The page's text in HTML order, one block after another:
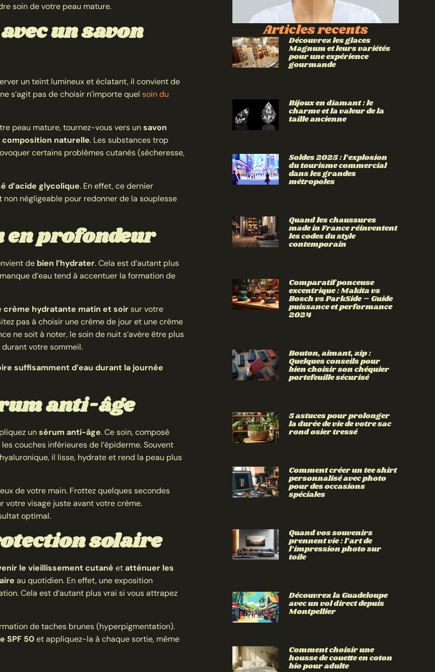
soin de votre peau mature.
un savon
un teint lumineux et éclatant, il convient de
s’agit pas de choisir n’importe quel soin du
peau mature, tournez-vous vers unsavon
composition naturelle. Les substances trop
certains problèmes cutanés (sécheresse,
d’acide glycolique. En effet, ce dernier
non négligeable pour redonner de la souplesse
en profondeur
de bien l’hydrater. Cela est d’autant plus
d’eau tend à accentuer la formation de
crème hydratante matin et soirsur votre
pas à choisir une crème de jour et une crème
ne soit à noter, le soin de nuit s’avère être plus
votre sommeil.
suffisamment d’eau durant la journée
anti-âge
unsérum anti-âge. Ce soin, composé
couches inférieures de l’épiderme. Souvent
il lisse, hydrate et rend la peau plus
de votre main. Frottez quelques secondes
votre visage juste avant votre crème.
optimal.
solaire
le vieillissement cutané etatténuer les
au quotidien. En effet, une exposition
Cela est d’autant plus vrai si vous attrapez
de taches brunes (hyperpigmentation).
SPF 50et appliquez-la à chaque sortie, même
Articles recents
Découvrez les glaces
Magnum et leurs variétés
pour une expérience
gourmande
Bijoux en diamant : le
charme et la valeur de la
taille ancienne
Soldes 2025 : l’explosion
du tourisme commercial
dans les grandes
métropoles
Quand les chaussures
made in France réinventent
les codes du style
contemporain
Comparatif ponceuse
excentrique : Makita vs
Bosch vs ParkSide – Guide
puissance et performance
2024
Bouton, aimant, zip :
Quelques conseils pour
bien choisir son chéquier
portefeuille sécurisé
5 astuces pour prolonger
la durée de vie de votre sac
rond osier tressé
Comment créer un tee shirt
personnalisé avec photo
pour des occasions
spéciales
Quand vos souvenirs
prennent vie : l’art de
l’impression photo sur
toile
Découvrez la Guadeloupe
avec un vol direct depuis
Montpellier
Comment choisir une
housse de couette en coton
bio pour adulte